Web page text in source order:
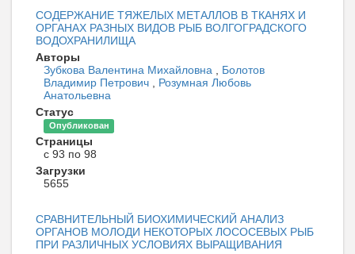
СОДЕРЖАНИЕ ТЯЖЕЛЫХ МЕТАЛЛОВ В ТКАНЯХ И
ОРГАНАХ РАЗНЫХ ВИДОВ РЫБ ВОЛГОГРАДСКОГО
ВОДОХРАНИЛИЩА
Авторы
Зубкова Валентина Михайловна , Болотов
Владимир Петрович , Розумная Любовь
Анатольевна
Статус
Опубликован
Страницы
с 93 по 98
Загрузки
5655
СРАВНИТЕЛЬНЫЙ БИОХИМИЧЕСКИЙ АНАЛИЗ
ОРГАНОВ МОЛОДИ НЕКОТОРЫХ ЛОСОСЕВЫХ РЫБ
ПРИ РАЗЛИЧНЫХ УСЛОВИЯХ ВЫРАЩИВАНИЯ